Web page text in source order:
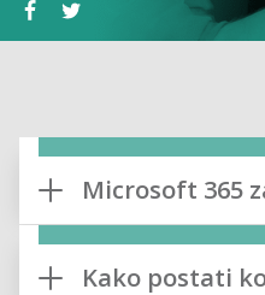
Microsoft 365
Kako postati